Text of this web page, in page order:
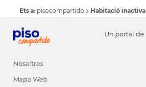
Ets a: pisocompartido Habitació inactiva
Un portal de
Nosaltres
Mapa Web